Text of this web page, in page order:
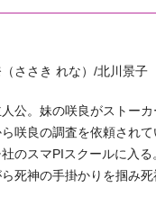
ささき れな）/北川景子
公。妹の咲良がストー
咲良の調査を依頼され
社のスマPIスクールに入
死神の手掛かりを掴み死